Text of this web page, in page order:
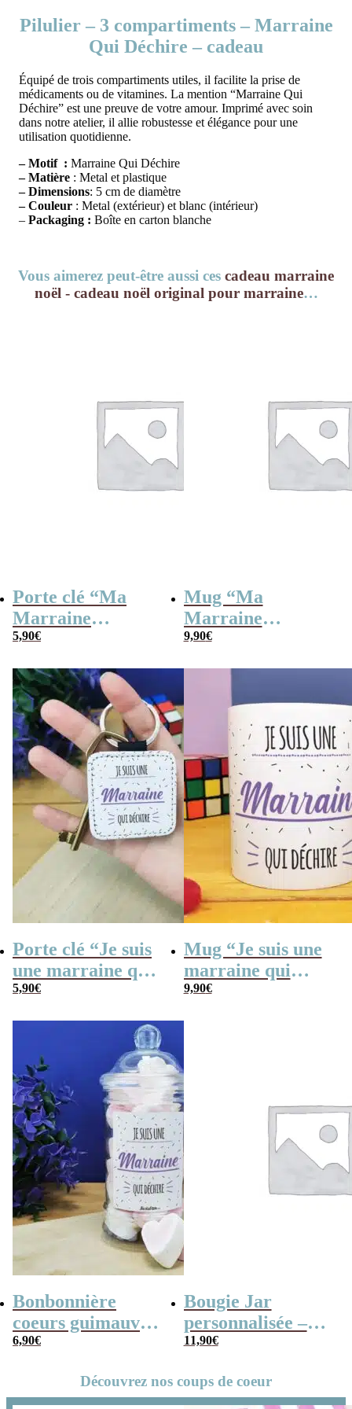
Pilulier – 3 compartiments – Marraine
Qui Déchire – cadeau
Équipé de trois compartiments utiles, il facilite la prise de
médicaments ou de vitamines. La mention “Marraine Qui
Déchire” est une preuve de votre amour. Imprimé avec soin
dans notre atelier, il allie robustesse et élégance pour une
utilisation quotidienne.
– Motif : Marraine Qui Déchire
– Matière : Metal et plastique
– Dimensions: 5 cm de diamètre
– Couleur : Metal (extérieur) et blanc (intérieur)
– Packaging : Boîte en carton blanche
Vous aimerez peut-être aussi ces cadeau marraine
noël - cadeau noël original pour marraine…
Porte clé “Ma
Marraine
d’amour” –
5,90€
Mug “Ma
Marraine
d’amour” –
9,90€
Porte clé “Je suis
une marraine qui
déchire” – Cadeau
5,90€
Mug “Je suis une
marraine qui
déchire” – Cadeau
9,90€
Bonbonnière
coeurs guimauve
“Marraine qui
6,90€
Bougie Jar
personnalisée –
Super marraine
11,90€
Découvrez nos coups de coeur